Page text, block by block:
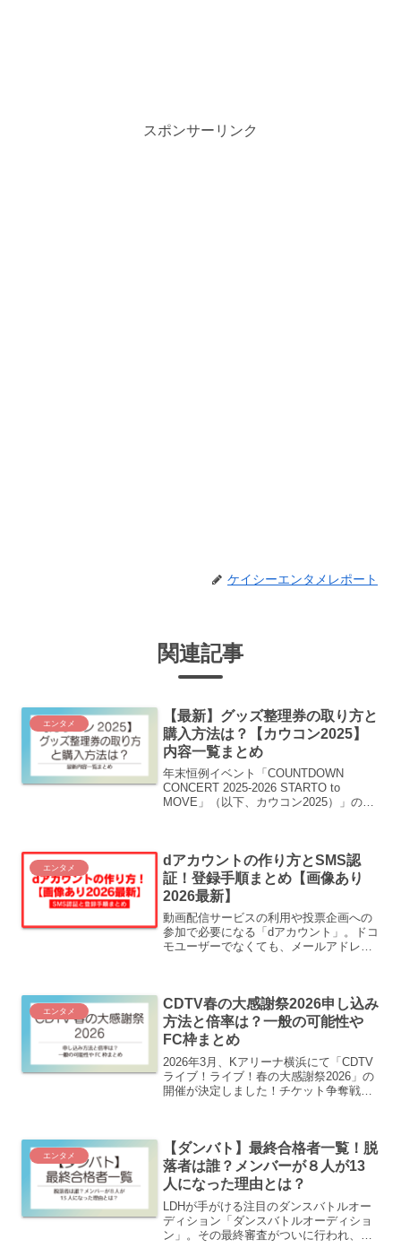
スポンサーリンク
ケイシーエンタメレポート
関連記事
エンタメ
【最新】グッズ整理券の取り方と
購入方法は？【カウコン2025】
内容一覧まとめ
年末恒例イベント「COUNTDOWN
CONCERT 2025-2026 STARTO to
MOVE」（以下、カウコン2025）」のオ
エンタメ
dアカウントの作り方とSMS認
証！登録手順まとめ【画像あり
2026最新】
動画配信サービスの利用や投票企画への
参加で必要になる「dアカウント」。ドコ
モユーザーでなくても、メールアドレス
実際のスマホ画面を使...
エンタメ
CDTV春の大感謝祭2026申し込み
方法と倍率は？一般の可能性や
FC枠まとめ
2026年3月、Kアリーナ横浜にて「CDTV
ライブ！ライブ！春の大感謝祭2026」の
開催が決定しました！チケット争奪戦が
サポート...
エンタメ
【ダンバト】最終合格者一覧！脱
落者は誰？メンバーが８人が13
人になった理由とは？
LDHが手がける注目のダンスバトルオー
ディション「ダンスバトルオーディショ
ン」。その最終審査がついに行われ、